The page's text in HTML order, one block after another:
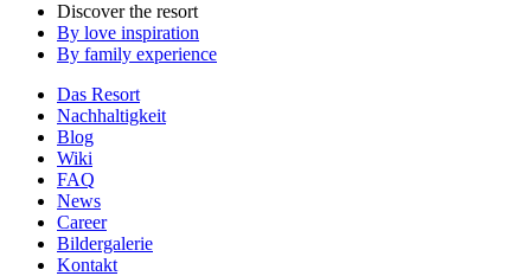
Discover the resort
By love inspiration
By family experience
Das Resort
Nachhaltigkeit
Blog
Wiki
FAQ
News
Career
Bildergalerie
Kontakt